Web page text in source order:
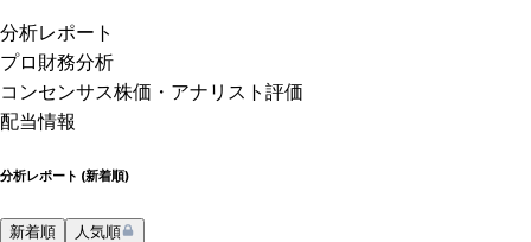
分析レポート
プロ 財務分析
コンセンサス株価 ・アナリスト評価
配当情報
分析レポート (新着順)
新着順 人気順